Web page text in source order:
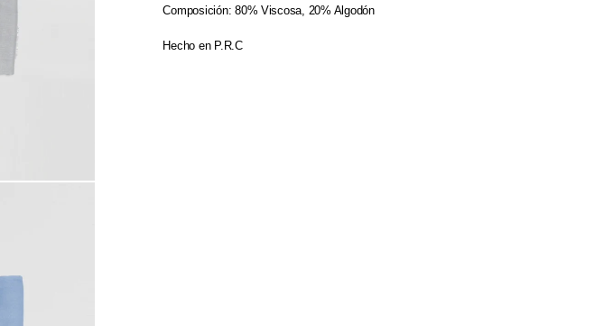
Composición: 80% Viscosa, 20% Algodón
Hecho en P.R.C